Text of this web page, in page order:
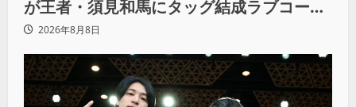
が王者・須見和馬にタッグ結成ラブコー
ル！「この試合が終わった後は、丸刈りブ
ラザーズで一緒にやっていただければ」
2026年8月8日